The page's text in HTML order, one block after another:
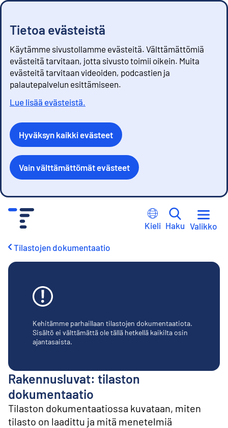
Tietoa evästeistä
Käytämme sivustollamme evästeitä. Välttämättömiä
evästeitä tarvitaan, jotta sivusto toimii oikein. Muita
evästeitä tarvitaan videoiden, podcastien ja
palautepalvelun esittämiseen.
Lue lisää evästeistä.
Hyväksyn kaikki evästeet
Vain välttämättömät evästeet
Kieli Haku Valikko
Tilastojen dokumentaatio
Kehitämme parhaillaan tilastojen dokumentaatiota.
Sisältö ei välttämättä ole tällä hetkellä kaikilta osin
ajantasaista.
Rakennusluvat: tilaston
dokumentaatio
Tilaston dokumentaatiossa kuvataan, miten
tilasto on laadittu ja mitä menetelmiä